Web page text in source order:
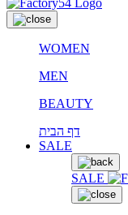
WOMEN
MEN
BEAUTY
דף הבית
SALE
SALE